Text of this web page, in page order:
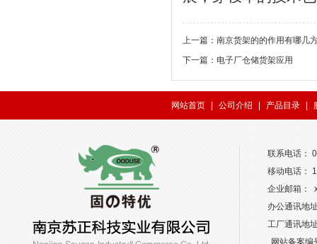
上一篇： 南京货架的的作用有哪几
下一篇： 电子厂仓储货架应用
网站首页 公司介绍 产品目录
联系电话：
移动电话：
企业邮箱：
办公通讯地
工厂通讯地
网站备案编